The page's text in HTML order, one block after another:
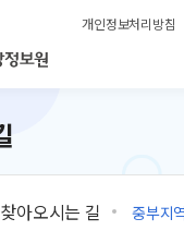
개인정보처리방침
찾아오시는 길 중부지